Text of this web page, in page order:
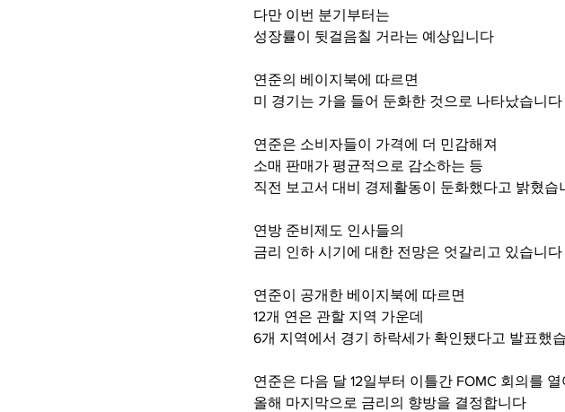
다만 이번 분기부터는
성장률이 뒷걸음칠 거라는 예상입니다
연준의 베이지북에 따르면
미 경기는 가을 들어 둔화한 것으로 나타났습니다
연준은 소비자들이 가격에 더 민감해져
소매 판매가 평균적으로 감소하는 등
직전 보고서 대비 경제활동이 둔화했다고 밝혔습
연방 준비제도 인사들의
금리 인하 시기에 대한 전망은 엇갈리고 있습니다
연준이 공개한 베이지북에 따르면
12개 연은 관할 지역 가운데
6개 지역에서 경기 하락세가 확인됐다고 발표했
연준은 다음 달 12일부터 이틀간 FOMC 회의를 열
올해 마지막으로 금리의 향방을 결정합니다